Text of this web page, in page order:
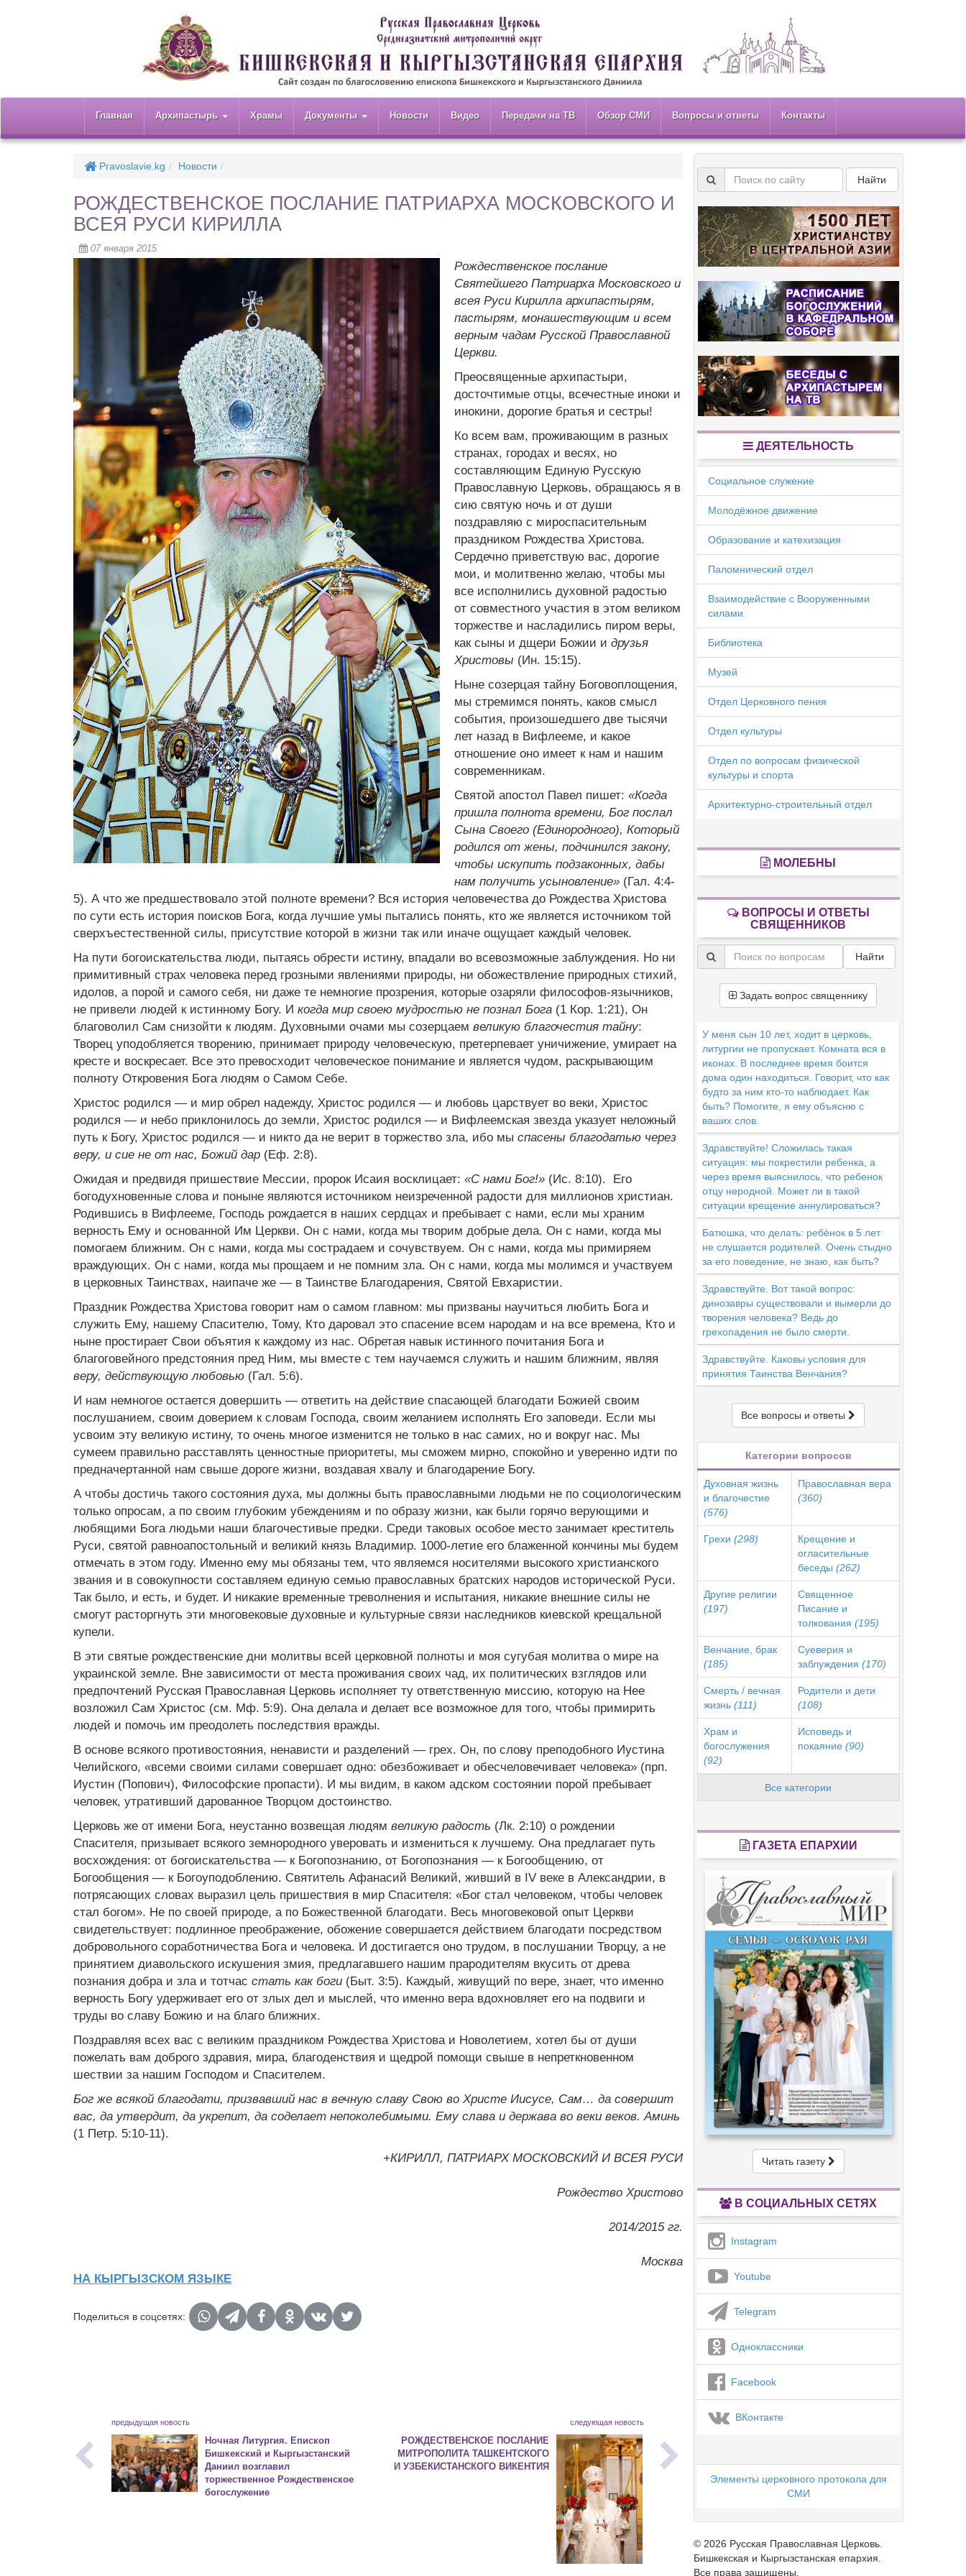
Главная Архипастырь Храмы Документы Новости Видео Передачи на ТВ Обзор СМИ Вопросы и ответы Контакты
Pravoslavie.kg Новости
РОЖДЕСТВЕНСКОЕ ПОСЛАНИЕ ПАТРИАРХА МОСКОВСКОГО И
ВСЕЯ РУСИ КИРИЛЛА
07 января 2015
Рождественское послание
Святейшего Патриарха Московского и
всея Руси Кирилла архипастырям,
пастырям, монашествующим и всем
верным чадам Русской Православной
Церкви.
Преосвященные архипастыри,
досточтимые отцы, всечестные иноки и
инокини, дорогие братья и сестры!
Ко всем вам, проживающим в разных
странах, городах и весях, но
составляющим Единую Русскую
Православную Церковь, обращаюсь я в
сию святую ночь и от души
поздравляю с мироспасительным
праздником Рождества Христова.
Сердечно приветствую вас, дорогие
мои, и молитвенно желаю, чтобы мы
все исполнились духовной радостью
от совместного участия в этом великом
торжестве и насладились пиром веры,
как сыны и дщери Божии и друзья
Христовы (Ин. 15:15).
Ныне созерцая тайну Боговоплощения,
мы стремимся понять, каков смысл
события, произошедшего две тысячи
лет назад в Вифлееме, и какое
отношение оно имеет к нам и нашим
современникам.
Святой апостол Павел пишет: «Когда
пришла полнота времени, Бог послал
Сына Своего (Единородного), Который
родился от жены, подчинился закону,
чтобы искупить подзаконных, дабы
нам получить усыновление» (Гал. 4:4-
5). А что же предшествовало этой полноте времени? Вся история человечества до Рождества Христова
по сути есть история поисков Бога, когда лучшие умы пытались понять, кто же является источником той
сверхъестественной силы, присутствие которой в жизни так или иначе ощущает каждый человек.
На пути богоискательства люди, пытаясь обрести истину, впадали во всевозможные заблуждения. Но ни
примитивный страх человека перед грозными явлениями природы, ни обожествление природных стихий,
идолов, а порой и самого себя, ни даже те немногие прозрения, которые озаряли философов-язычников,
не привели людей к истинному Богу. И когда мир своею мудростью не познал Бога (1 Кор. 1:21), Он
благоволил Сам снизойти к людям. Духовными очами мы созерцаем великую благочестия тайну:
Творец уподобляется творению, принимает природу человеческую, претерпевает уничижение, умирает на
кресте и воскресает. Все это превосходит человеческое понимание и является чудом, раскрывающим
полноту Откровения Бога людям о Самом Себе.
Христос родился — и мир обрел надежду, Христос родился — и любовь царствует во веки, Христос
родился — и небо приклонилось до земли, Христос родился — и Вифлеемская звезда указует неложный
путь к Богу, Христос родился — и никто да не верит в торжество зла, ибо мы спасены благодатью через
веру, и сие не от нас, Божий дар (Еф. 2:8).
Ожидая и предвидя пришествие Мессии, пророк Исаия восклицает: «С нами Бог!» (Ис. 8:10). Его
богодухновенные слова и поныне являются источником неизреченной радости для миллионов христиан.
Родившись в Вифлееме, Господь рождается в наших сердцах и пребывает с нами, если мы храним
верность Ему и основанной Им Церкви. Он с нами, когда мы творим добрые дела. Он с нами, когда мы
помогаем ближним. Он с нами, когда мы сострадаем и сочувствуем. Он с нами, когда мы примиряем
враждующих. Он с нами, когда мы прощаем и не помним зла. Он с нами, когда мы молимся и участвуем
в церковных Таинствах, наипаче же — в Таинстве Благодарения, Святой Евхаристии.
Праздник Рождества Христова говорит нам о самом главном: мы призваны научиться любить Бога и
служить Ему, нашему Спасителю, Тому, Кто даровал это спасение всем народам и на все времена, Кто и
ныне простирает Свои объятия к каждому из нас. Обретая навык истинного почитания Бога и
благоговейного предстояния пред Ним, мы вместе с тем научаемся служить и нашим ближним, являя
веру, действующую любовью (Гал. 5:6).
И нам немногое остается довершить — ответить на действие спасающей благодати Божией своим
послушанием, своим доверием к словам Господа, своим желанием исполнять Его заповеди. Если мы
усвоим эту великую истину, то очень многое изменится не только в нас самих, но и вокруг нас. Мы
сумеем правильно расставлять ценностные приоритеты, мы сможем мирно, спокойно и уверенно идти по
предначертанной нам свыше дороге жизни, воздавая хвалу и благодарение Богу.
А чтобы достичь такого состояния духа, мы должны быть православными людьми не по социологическим
только опросам, а по своим глубоким убеждениям и по образу жизни, как были горячо верующими и
любящими Бога людьми наши благочестивые предки. Среди таковых особое место занимает креститель
Руси, святой равноапостольный и великий князь Владимир. 1000-летие его блаженной кончины мы будем
отмечать в этом году. Именно ему мы обязаны тем, что являемся носителями высокого христианского
звания и в совокупности составляем единую семью православных братских народов исторической Руси.
Так было, и есть, и будет. И никакие временные треволнения и испытания, никакие внешние силы не
смогут расторгнуть эти многовековые духовные и культурные связи наследников киевской крещальной
купели.
В эти святые рождественские дни молитвы всей церковной полноты и моя сугубая молитва о мире на
украинской земле. Вне зависимости от места проживания своих чад, их политических взглядов или
предпочтений Русская Православная Церковь исполняет ту ответственную миссию, которую на Нее
возложил Сам Христос (см. Мф. 5:9). Она делала и делает все возможное для того, чтобы примирить
людей и помочь им преодолеть последствия вражды.
В основе всякого противостояния, ненависти и разделений — грех. Он, по слову преподобного Иустина
Челийского, «всеми своими силами совершает одно: обезбоживает и обесчеловечивает человека» (прп.
Иустин (Попович), Философские пропасти). И мы видим, в каком адском состоянии порой пребывает
человек, утративший дарованное Творцом достоинство.
Церковь же от имени Бога, неустанно возвещая людям великую радость (Лк. 2:10) о рождении
Спасителя, призывает всякого земнородного уверовать и измениться к лучшему. Она предлагает путь
восхождения: от богоискательства — к Богопознанию, от Богопознания — к Богообщению, от
Богообщения — к Богоуподоблению. Святитель Афанасий Великий, живший в IV веке в Александрии, в
потрясающих словах выразил цель пришествия в мир Спасителя: «Бог стал человеком, чтобы человек
стал богом». Не по своей природе, а по Божественной благодати. Весь многовековой опыт Церкви
свидетельствует: подлинное преображение, обожение совершается действием благодати посредством
добровольного соработничества Бога и человека. И достигается оно трудом, в послушании Творцу, а не
принятием диавольского искушения змия, предлагавшего нашим прародителям вкусить от древа
познания добра и зла и тотчас стать как боги (Быт. 3:5). Каждый, живущий по вере, знает, что именно
верность Богу удерживает его от злых дел и мыслей, что именно вера вдохновляет его на подвиги и
труды во славу Божию и на благо ближних.
Поздравляя всех вас с великим праздником Рождества Христова и Новолетием, хотел бы от души
пожелать вам доброго здравия, мира, благоденствия и щедрой помощи свыше в непреткновенном
шествии за нашим Господом и Спасителем.
Бог же всякой благодати, призвавший нас в вечную славу Свою во Христе Иисусе, Сам… да совершит
вас, да утвердит, да укрепит, да соделает непоколебимыми. Ему слава и держава во веки веков. Аминь
(1 Петр. 5:10-11).
+КИРИЛЛ, ПАТРИАРХ МОСКОВСКИЙ И ВСЕЯ РУСИ
Рождество Христово
2014/2015 гг.
Москва
НА КЫРГЫЗСКОМ ЯЗЫКЕ
Поделиться в соцсетях:
предыдущая новость
Ночная Литургия. Епископ
Бишкекский и Кыргызстанский
Даниил возглавил
торжественное Рождественское
богослужение
следующая новость
РОЖДЕСТВЕНСКОЕ ПОСЛАНИЕ
МИТРОПОЛИТА ТАШКЕНТСКОГО
И УЗБЕКИСТАНСКОГО ВИКЕНТИЯ
Найти
ДЕЯТЕЛЬНОСТЬ
Социальное служение
Молодёжное движение
Образование и катехизация
Паломнический отдел
Взаимодействие с Вооруженными
силами
Библиотека
Музей
Отдел Церковного пения
Отдел культуры
Отдел по вопросам физической
культуры и спорта
Архитектурно-строительный отдел
МОЛЕБНЫ
ВОПРОСЫ И ОТВЕТЫ
СВЯЩЕННИКОВ
Найти
Задать вопрос священнику
У меня сын 10 лет, ходит в церковь,
литургии не пропускает. Комната вся в
иконах. В последнее время боится
дома один находиться. Говорит, что как
будто за ним кто-то наблюдает. Как
быть? Помогите, я ему объясню с
ваших слов.
Здравствуйте! Сложилась такая
ситуация: мы покрестили ребенка, а
через время выяснилось, что ребенок
отцу неродной. Может ли в такой
ситуации крещение аннулироваться?
Батюшка, что делать: ребёнок в 5 лет
не слушается родителей. Очень стыдно
за его поведение, не знаю, как быть?
Здравствуйте. Вот такой вопрос:
динозавры существовали и вымерли до
творения человека? Ведь до
грехопадения не было смерти.
Здравствуйте. Каковы условия для
принятия Таинства Венчания?
Все вопросы и ответы
Категории вопросов
Духовная жизнь
и благочестие
(576)
Православная вера
(360)
Грехи (298)
Крещение и
огласительные
беседы (262)
Другие религии
(197)
Священное
Писание и
толкования (195)
Венчание, брак
(185)
Суеверия и
заблуждения (170)
Смерть / вечная
жизнь (111)
Родители и дети
(108)
Храм и
богослужения
(92)
Исповедь и
покаяние (90)
Все категории
ГАЗЕТА ЕПАРХИИ
Читать газету
В СОЦИАЛЬНЫХ СЕТЯХ
Instagram
Youtube
Telegram
Одноклассники
Facebook
ВКонтакте
Элементы церковного протокола для
СМИ
© 2026 Русская Православная Церковь.
Бишкекская и Кыргызстанская епархия.
Все права защищены.